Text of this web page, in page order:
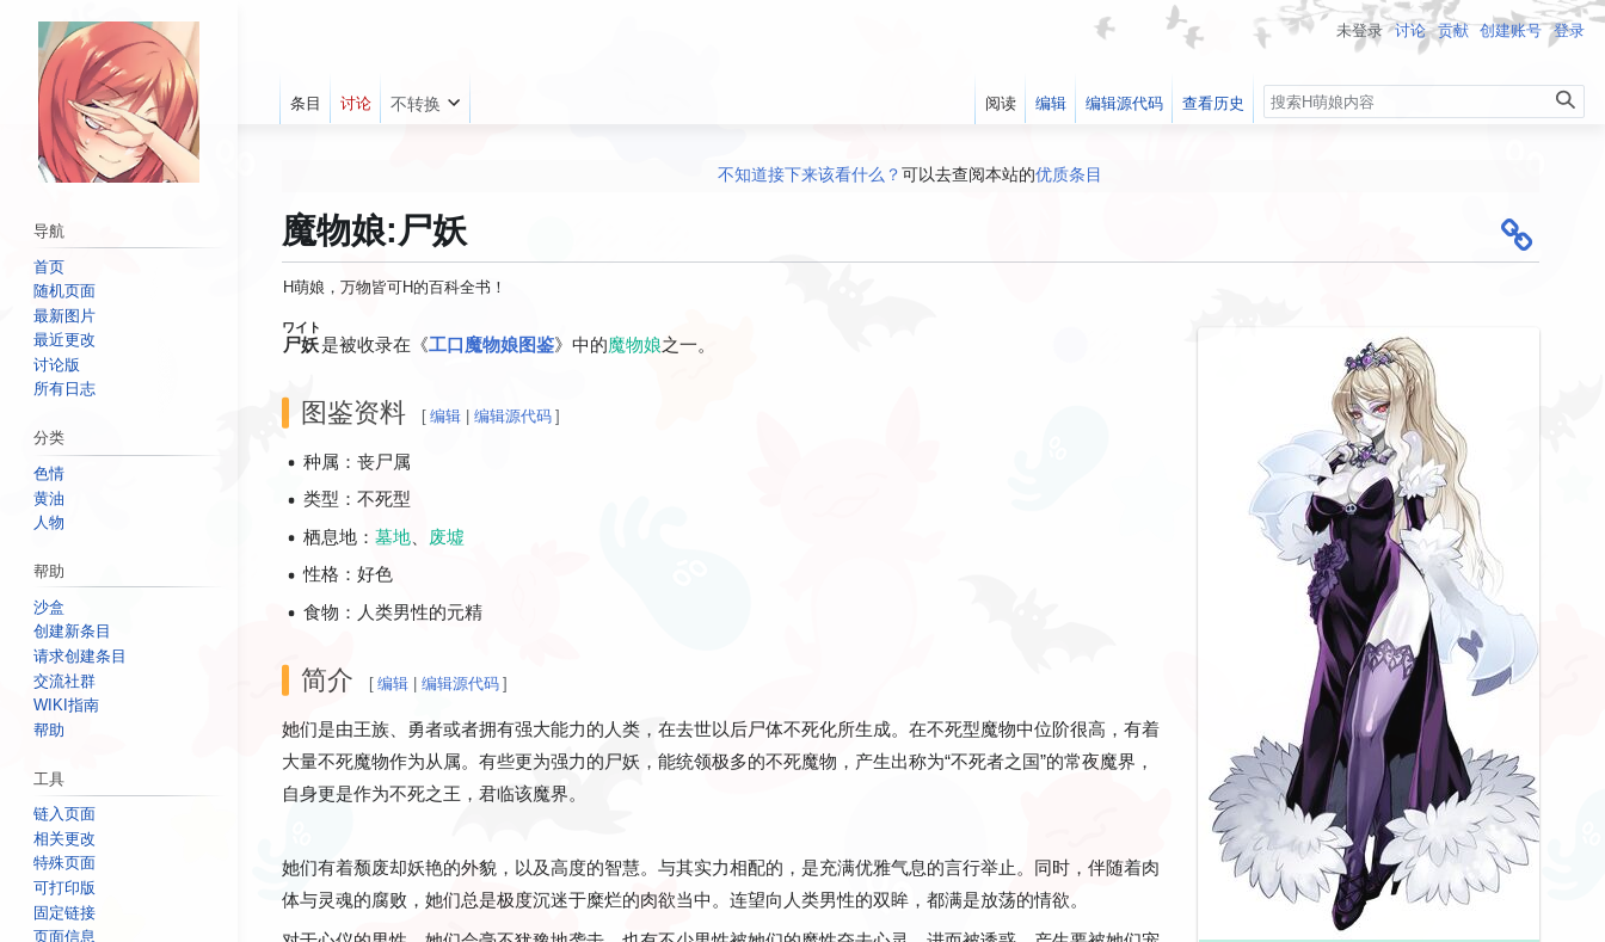
如果您在H萌娘上发现某些内容错误/空缺，请勇于修正/添加！编辑H萌娘其实很容易！（由于遭到破坏，自动确认用户外的编辑现在会先审核 ）
魔物娘:尸妖
H萌娘，万物皆可H的百科全书！
跳
转
跳
转
尸妖
ワイト
是被收录在《工口魔物娘图鉴》中的魔物娘之一。
图鉴资料 [ 编辑| 编辑源代码 ]
种属：丧尸属
类型：不死型
栖息地： 墓地、
废墟
性格：好色
食物：人类男性的元精
简介 [ 编辑| 编辑源代码 ]
她们是由王族、勇者或者拥有强大能力的人类，在去世以后尸体不死化所生成。在不死型魔物中位阶很高，有着
大量不死魔物作为从属。有些更为强力的尸妖，能统领极多的不死魔物，产生出称为“不死者之国”的常夜魔界，
自身更是作为不死之王，君临该魔界。
她们有着颓废却妖艳的外貌，以及高度的智慧。与其实力相配的，是充满优雅气息的言行举止。同时，伴随着肉
体与灵魂的腐败，她们总是极度沉迷于糜烂的肉欲当中。连望向人类男性的双眸，都满是放荡的情欲。
未登录 讨论 贡献 创建账号 登录
条目 讨论 不转换 阅读 编辑 编辑源代码 查看历史
搜
导航
首页
随机页面
最新图片
最近更改
讨论版
所有日志
分类
色情
黄油
人物
帮助
沙盒
创建新条目
请求创建条目
交流社群
WIKI指南
帮助
工具
链入页面
相关更改
特殊页面
可打印版
固定链接
页面信息